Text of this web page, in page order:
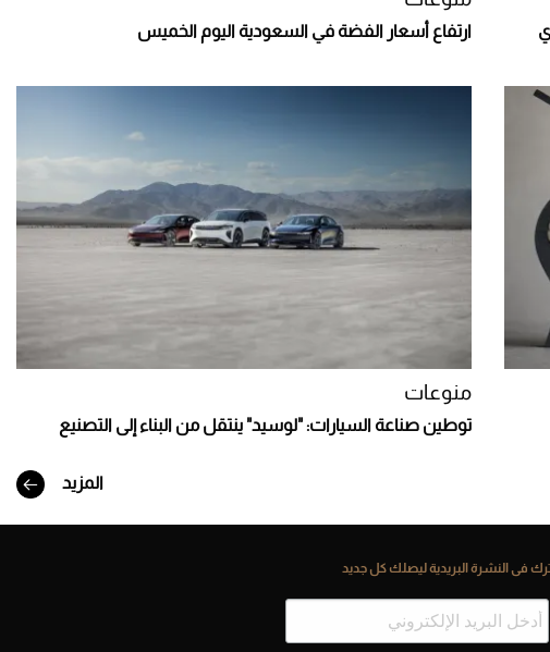
ارتفاع أسعار الفضة في السعودية اليوم الخميس
منوعات
توطين صناعة السيارات: "لوسيد" ينتقل من البناء إلى التصنيع
المزيد
فى النشرة البريدية ليصلك كل جديد